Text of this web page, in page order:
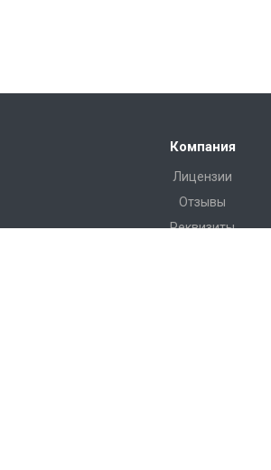
Компания
Лицензии
Отзывы
Реквизиты